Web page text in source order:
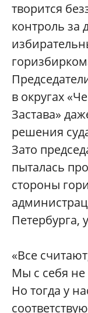
творится
контроль за
в округах
Застава»
решения
Зато
пыталась
стороны
Петербурга,
«Все
Мы с себя не
Но тогда у